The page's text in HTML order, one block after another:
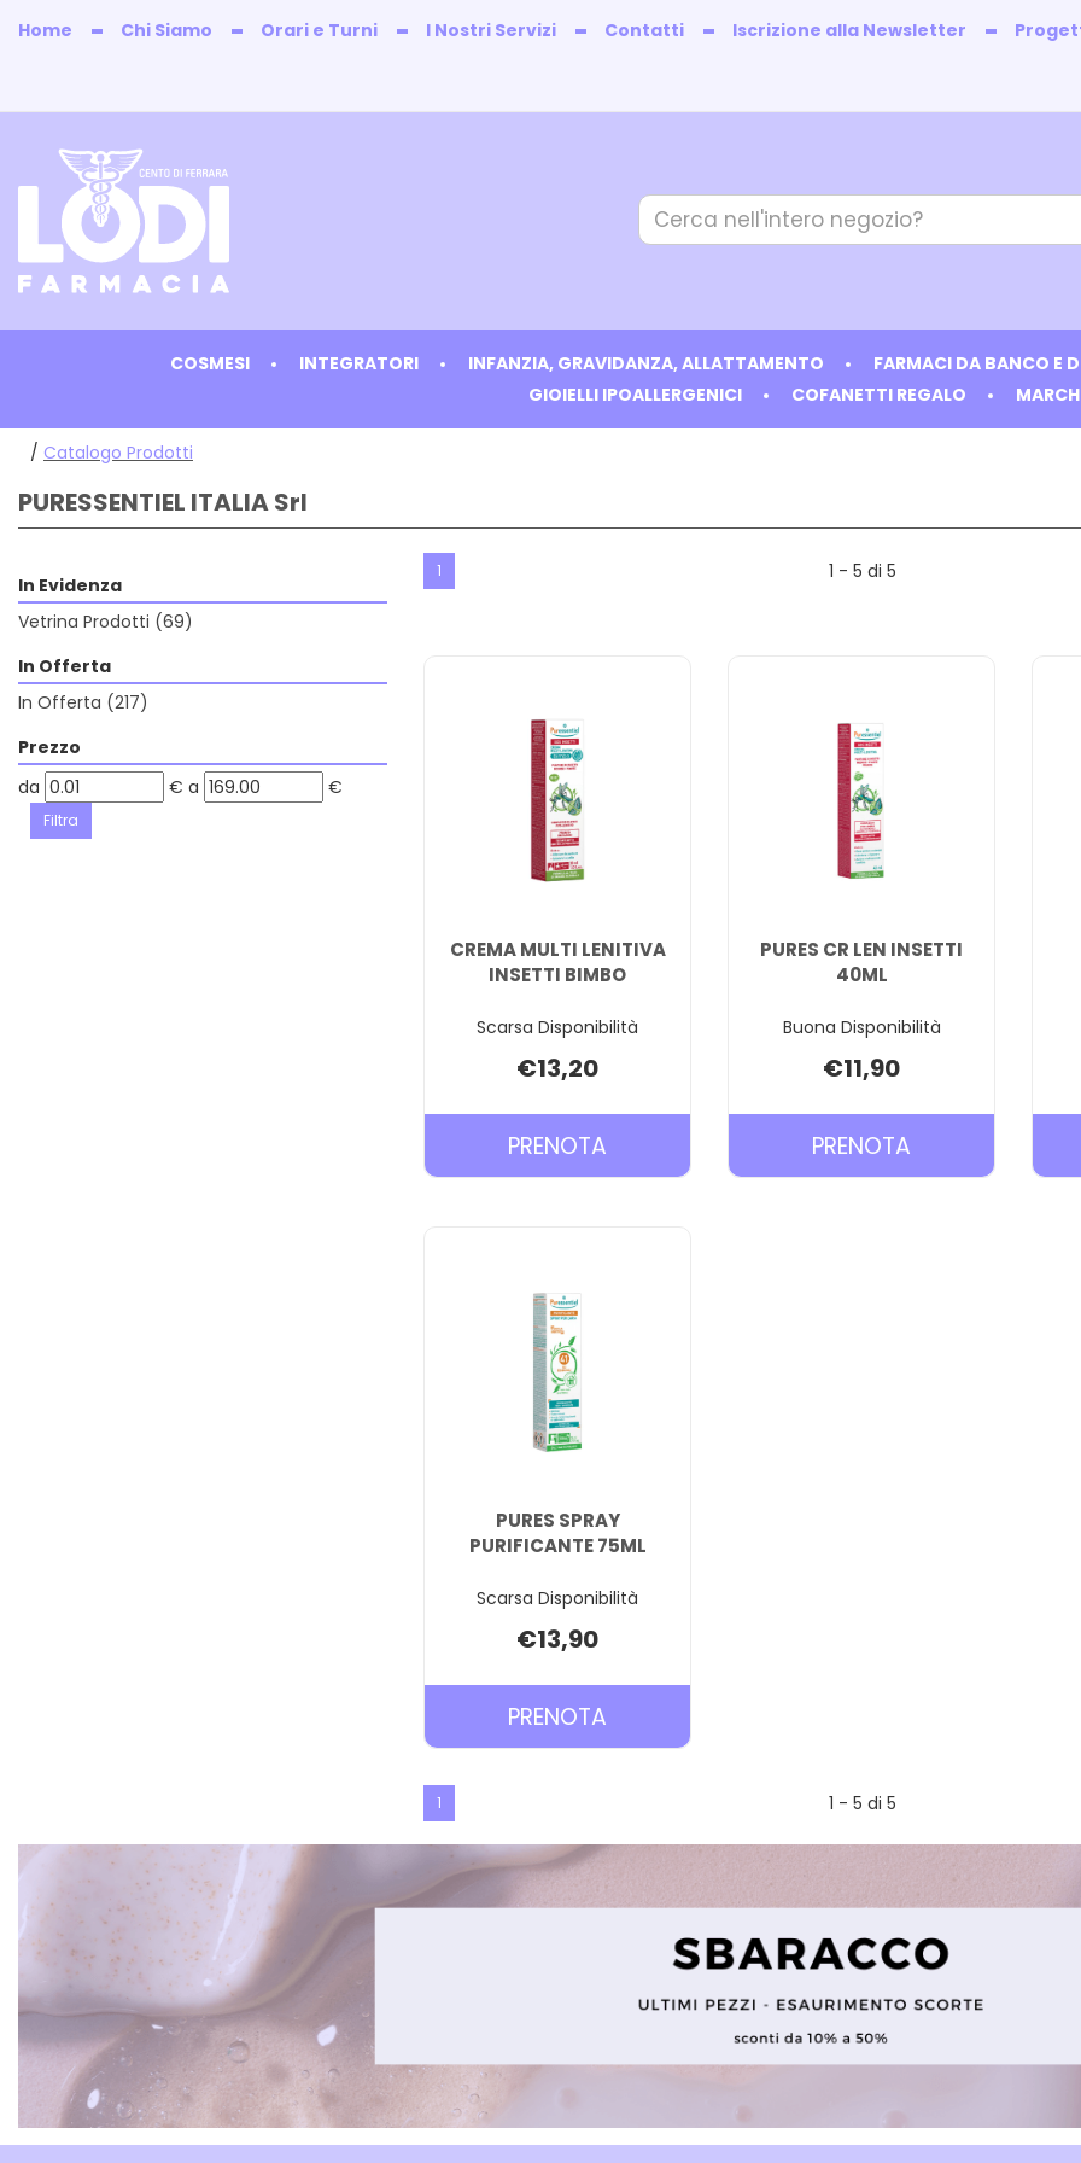
Home Chi Siamo Orari e Turni I Nostri Servizi Contatti Iscrizione alla Newsletter
Farmacia
Lodi
Cerca
Prodotto
COSMESI INTEGRATORI INFANZIA, GRAVIDANZA, ALLATTAMENTO FARMACI DA BANCO E
GIOIELLI IPOALLERGENICI
COFANETTI REGALO
/ Catalogo Prodotti
PURESSENTIEL ITALIA Srl
In Evidenza
Vetrina Prodotti (69)
In Offerta
In Offerta (217)
Prezzo
filtra
da
da € filtra
a €
1 1 - 5 di 5
CREMA MULTI LENITIVA
INSETTI BIMBO
Scarsa Disponibilità
€13,20
PRENOTA
MULTI
PURES CR LEN INSETTI
40ML
Buona Disponibilità
€11,90
PRENOTA
CR
PURES SPRAY
PURIFICANTE 75ML
Scarsa Disponibilità
€13,90
PRENOTA
SPRAY
CARRELLO
1 1 - 5 di 5